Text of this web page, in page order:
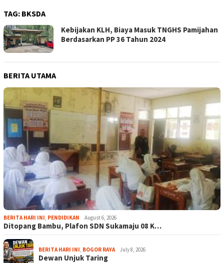
TAG: BKSDA
Kebijakan KLH, Biaya Masuk TNGHS Pamijahan
Berdasarkan PP 36 Tahun 2024
BERITA UTAMA
BERITA HARI INI, PENDIDIKAN August 6, 2026
Ditopang Bambu, Plafon SDN Sukamaju 08 K…
BERITA HARI INI, BOGOR RAYA July 8, 2026
Dewan Unjuk Taring